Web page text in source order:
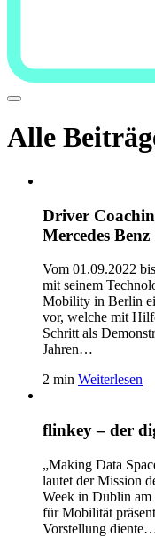
Alle
Driver
Mercedes Benz
Vom 01.09.2022
mit seinem
Mobility in Berlin
vor, welche mit
Schritt als
Jahren…
2 min Weiterlesen
flinkey – der
„Making Data
lautet der Mission
Week in Dublin am
für Mobilität
Vorstellung